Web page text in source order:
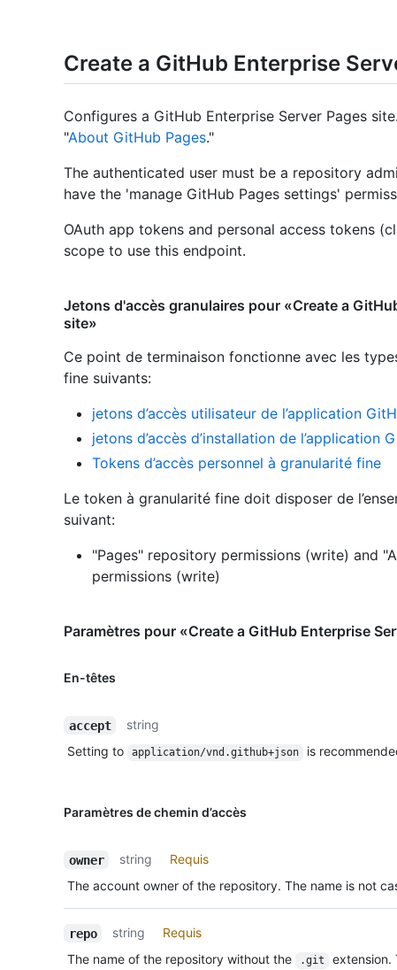
Create a GitHub Enterprise
Configures a GitHub Enterprise Server Pages
"About GitHub Pages."
The authenticated user must be a repository
have the 'manage GitHub Pages settings'
OAuth app tokens and personal access tokens
scope to use this endpoint.
Jetons d'accès granulaires pour «Create a
site»
Ce point de terminaison fonctionne avec les
fine suivants:
jetons d’accès utilisateur de l’application
jetons d’accès d’installation de l’application
Tokens d’accès personnel à granularité fine
Le token à granularité fine doit disposer de
suivant:
"Pages" repository permissions (write) and
permissions (write)
Paramètres pour «Create a GitHub Enterprise
En-têtes
accept
string
Setting to
application/vnd.github+json is
Paramètres de chemin d’accès
owner string
Requis
The account owner of the repository. The name is not
repo string
Requis
The name of the repository without the
.git
extension.